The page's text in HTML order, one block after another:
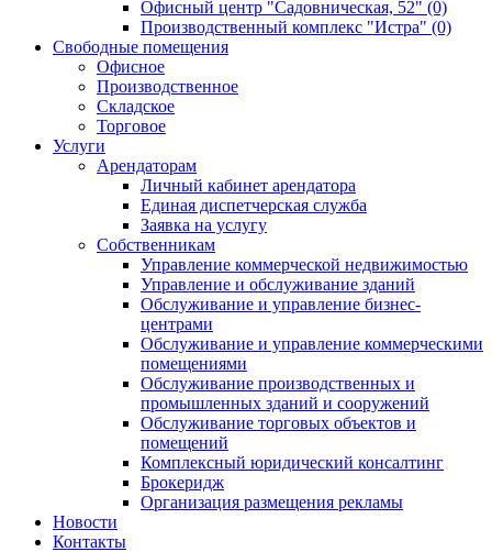
Офисный центр "Садовническая, 52" (0)
Производственный комплекс "Истра" (0)
Свободные помещения
Офисное
Производственное
Складское
Торговое
Услуги
Арендаторам
Личный кабинет арендатора
Единая диспетчерская служба
Заявка на услугу
Собственникам
Управление коммерческой недвижимостью
Управление и обслуживание зданий
Обслуживание и управление бизнес-
центрами
Обслуживание и управление коммерческими
помещениями
Обслуживание производственных и
промышленных зданий и сооружений
Обслуживание торговых объектов и
помещений
Комплексный юридический консалтинг
Брокеридж
Организация размещения рекламы
Новости
Контакты